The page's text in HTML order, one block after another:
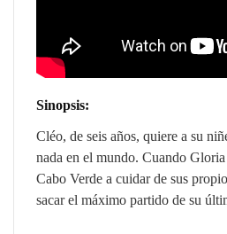
Sinopsis:
Cléo, de seis años, quiere a su
nada en el mundo. Cuando
Cabo Verde a cuidar de sus
sacar el máximo partido de su